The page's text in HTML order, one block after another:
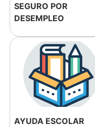
SEGURO POR
DESEMPLEO
AYUDA ESCOLAR